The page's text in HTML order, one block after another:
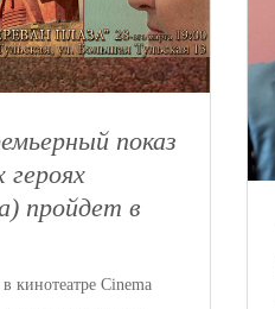
показ
героях
пройдет в
кинотеатре Cinema